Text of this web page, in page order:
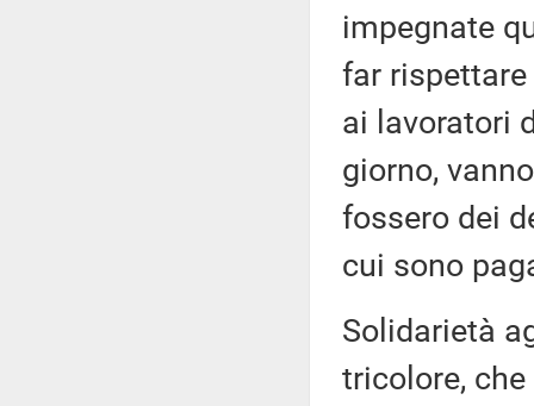
impegnate
far
ai lavoratori
giorno,
fossero dei
cui sono
Solidarietà
tricolore,